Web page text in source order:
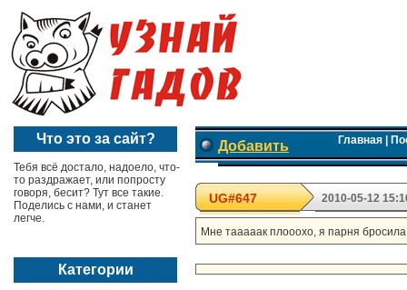
Что это за сайт?
Тебя всё достало, надоело, что-
то раздражает, или попросту
говоря, бесит? Тут все такие.
Поделись с нами, и станет
легче.
Категории
Добавить Главная|
UG#647 2010-05-12
Мне тааааак плооохо, я парня